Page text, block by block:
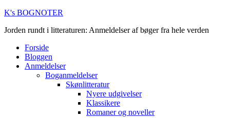
K's BOGNOTER
Jorden rundt i litteraturen: Anmeldelser af bøger fra hele verden
Forside
Bloggen
Anmeldelser
Boganmeldelser
Skønlitteratur
Nyere udgivelser
Klassikere
Romaner og noveller